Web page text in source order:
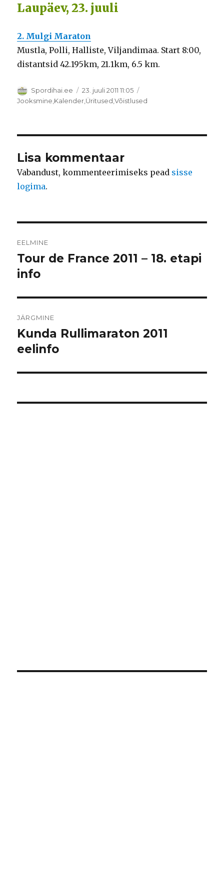
Laupäev, 23. juuli
2. Mulgi Maraton
Mustla, Polli, Halliste, Viljandimaa. Start 8:00,
distantsid 42.195km, 21.1km, 6.5 km.
Autor
Spordihai.ee Postitatud
23. juuli 2011 11:05
Rubriigid
Jooksmine,Kalender,Üritused,Võistlused
Lisa kommentaar
Vabandust, kommenteerimiseks pead sisse
logima.
EELMINE
Eelmine
postitus:
Tour de France 2011 – 18. etapi
info
JÄRGMINE
Järgmine
postitus:
Kunda Rullimaraton 2011
eelinfo